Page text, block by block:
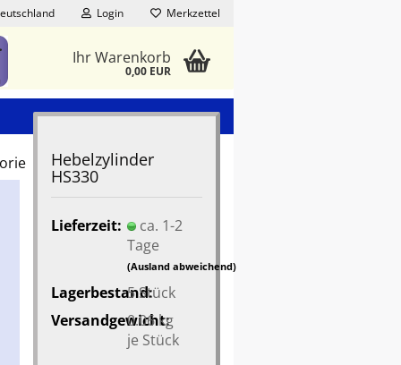
Login Merkzettel
Ihr Warenkorb
0,00 EUR
Hebelzylinder
HS330
Lieferzeit:
ca. 1-2
Tage
(Ausland abweichend)
Lagerbestand:
5Stück
Versandgewicht:
0.06kg
je Stück